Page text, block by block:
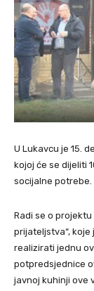
U Lukavcu je 15.
kojoj će se dijeliti
socijalne potrebe.
Radi se o
prijateljstva“,
realizirati jednu
potpredsjednice
javnoj kuhinji ove